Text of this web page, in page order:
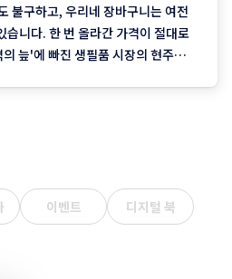
불구하고, 우리네 장바구니는 여전
니다. 한 번 올라간 가격이 절대로
늪'에 빠진 생필품 시장의 현주소
이벤트
디지털 북